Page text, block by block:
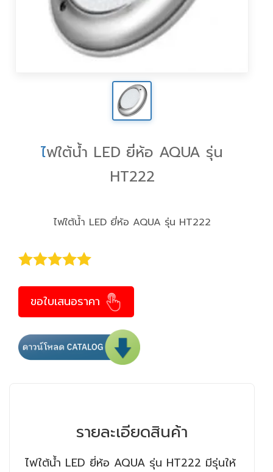
ไฟใต้น้ำ LED ยี่ห้อ AQUA รุ่น
HT222
ไฟใต้น้ำ LED ยี่ห้อ AQUA รุ่น HT222
ขอใบเสนอราคา
รายละเอียดสินค้า
ไฟใต้น้ำ LED ยี่ห้อ AQUA รุ่น HT222 มีรุ่นให้